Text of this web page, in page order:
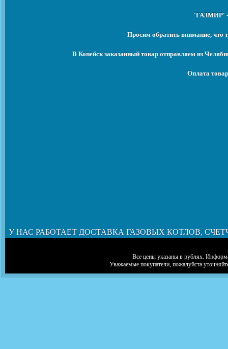
'ГАЗМИР' -
Просим обратить внимание, что
В Копейск заказанный товар отправляем из
Оплата
У НАС РАБОТАЕТ ДОСТАВКА ГАЗОВЫХ КОТЛОВ,
Все цены указаны в рублях.
Уважаемые покупатели, пожалуйста